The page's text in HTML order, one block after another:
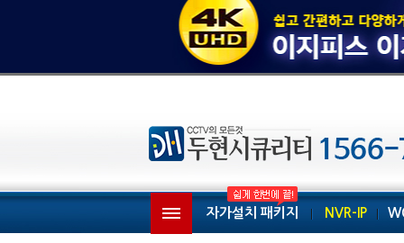
자가설치 패키지 NVR-IP